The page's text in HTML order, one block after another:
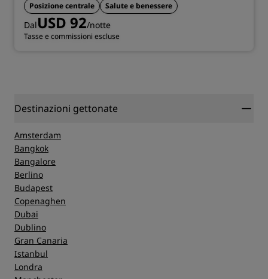
Posizione centrale
Salute e benessere
DalUSD 92/notte
Tasse e commissioni escluse
Destinazioni gettonate
Amsterdam
Bangkok
Bangalore
Berlino
Budapest
Copenaghen
Dubai
Dublino
Gran Canaria
Istanbul
Londra